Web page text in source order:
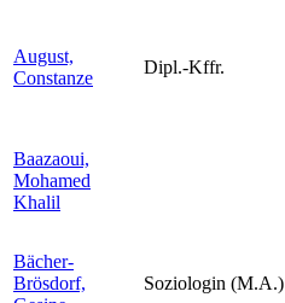
August,
Constanze
Dipl.-Kffr.
Baazaoui,
Mohamed
Khalil
Bächer-
Brösdorf,
Soziologin (M.A.)